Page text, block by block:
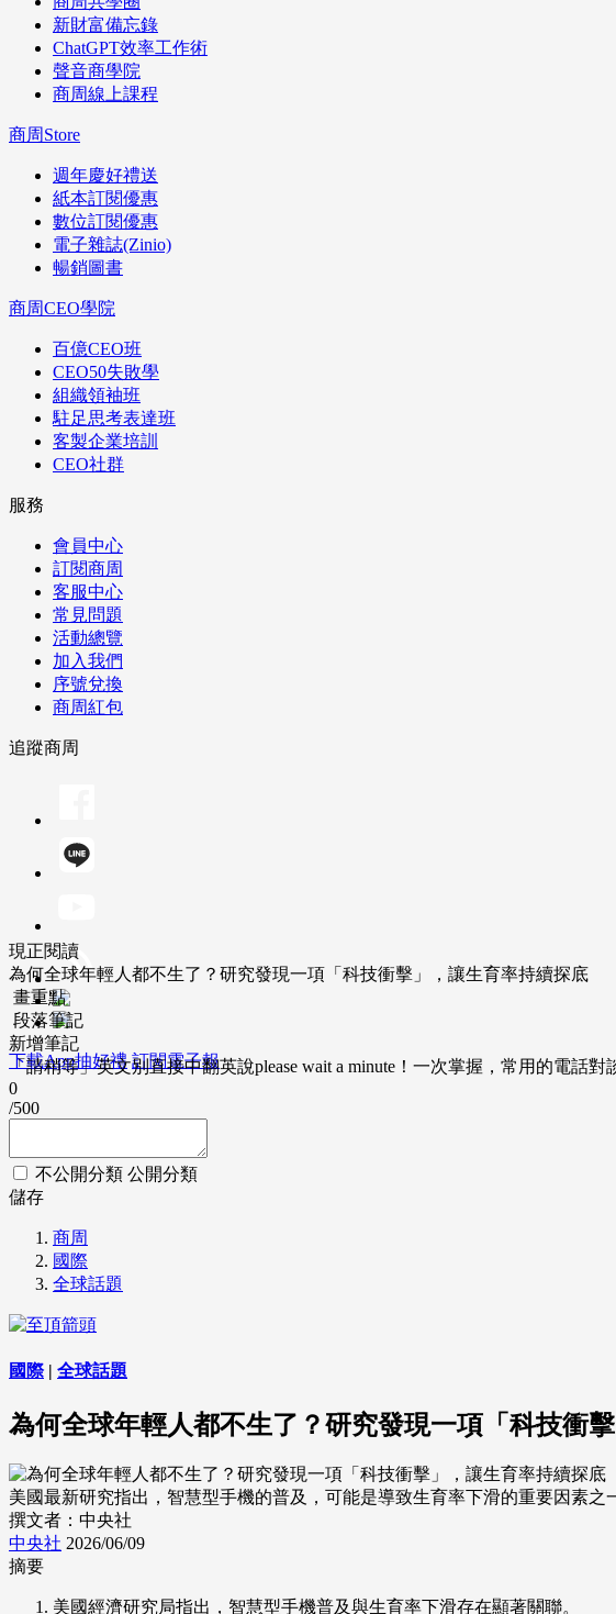
新財富備忘錄
ChatGPT效率工作術
聲音商學院
商周線上課程
商周Store
週年慶好禮送
紙本訂閱優惠
數位訂閱優惠
電子雜誌(Zinio)
暢銷圖書
商周CEO學院
百億CEO班
CEO50失敗學
組織領袖班
駐足思考表達班
客製企業培訓
CEO社群
服務
會員中心
訂閱商周
客服中心
常見問題
活動總覽
加入我們
序號兌換
商周紅包
追蹤商周
下載App抽好禮 訂閱電子報
現正閱讀
為何全球年輕人都不生了？研究發現一項「科技衝擊」，讓生育率持續探底
畫重點
段落筆記
新增筆記
「請稍等」英文別直接中翻英說please wait a minute！一次掌握，常用的電話對
0
/500
不公開分類 公開分類
儲存
商周
國際
全球話題
國際| 全球話題
為何全球年輕人都不生了？研究發現一項「科技衝
美國最新研究指出，智慧型手機的普及，可能是導致生育率下滑的重要因素之
撰文者：中央社
中央社 2026/06/09
摘要
美國經濟研究局指出，智慧型手機普及與生育率下滑存在顯著關聯。